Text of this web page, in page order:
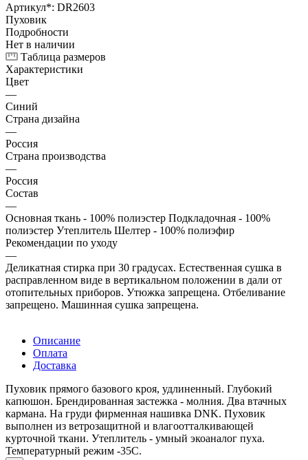
Артикул*: DR2603
Пуховик
Подробности
Нет в наличии
Таблица размеров
Характеристики
Цвет
—
Синий
Страна дизайна
—
Россия
Страна производства
—
Россия
Состав
—
Основная ткань - 100% полиэстер Подкладочная - 100%
полиэстер Утеплитель Шелтер - 100% полиэфир
Рекомендации по уходу
—
Деликатная стирка при 30 градусах. Естественная сушка в
расправленном виде в вертикальном положении в дали от
отопительных приборов. Утюжка запрещена. Отбеливание
запрещено. Машинная сушка запрещена.
Описание
Оплата
Доставка
Пуховик прямого базового кроя, удлиненный. Глубокий
капюшон. Брендированная застежка - молния. Два втачных
кармана. На груди фирменная нашивка DNK. Пуховик
выполнен из ветрозащитной и влагоотталкивающей
курточной ткани. Утеплитель - умный экоаналог пуха.
Температурный режим -35C.